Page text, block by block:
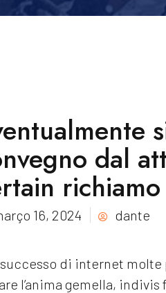
dal
richiamo
16, 2024 dante
di internet molte
l’anima gemella,